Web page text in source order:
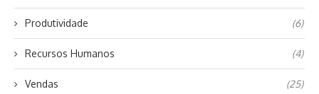
Produtividade (6)
Recursos Humanos (4)
Vendas (25)